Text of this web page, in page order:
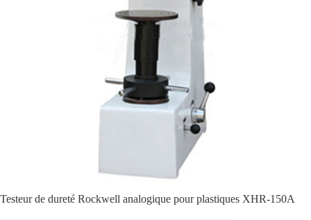
Testeur de dureté Rockwell analogique pour plastiques XHR-150A